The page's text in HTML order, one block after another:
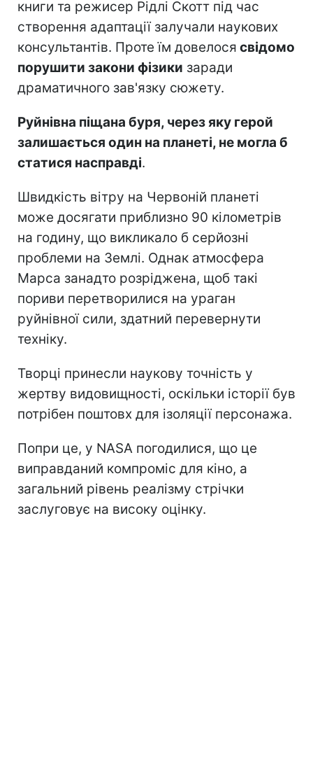
книги та режисер Рідлі Скотт під час
створення адаптації залучали наукових
консультантів. Проте їм довелося свідомо
порушити закони фізики заради
драматичного зав'язку сюжету.
Руйнівна піщана буря, через яку герой
залишається один на планеті, не могла б
статися насправді.
Швидкість вітру на Червоній планеті
може досягати приблизно 90 кілометрів
на годину, що викликало б серйозні
проблеми на Землі. Однак атмосфера
Марса занадто розріджена, щоб такі
пориви перетворилися на ураган
руйнівної сили, здатний перевернути
техніку.
Творці принесли наукову точність у
жертву видовищності, оскільки історії був
потрібен поштовх для ізоляції персонажа.
Попри це, у NASA погодилися, що це
виправданий компроміс для кіно, а
загальний рівень реалізму стрічки
заслуговує на високу оцінку.